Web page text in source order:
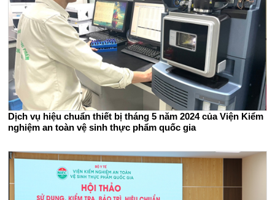
Dịch vụ hiệu chuẩn thiết bị tháng 5 năm 2024 của Viện Kiểm
nghiệm an toàn vệ sinh thực phẩm quốc gia